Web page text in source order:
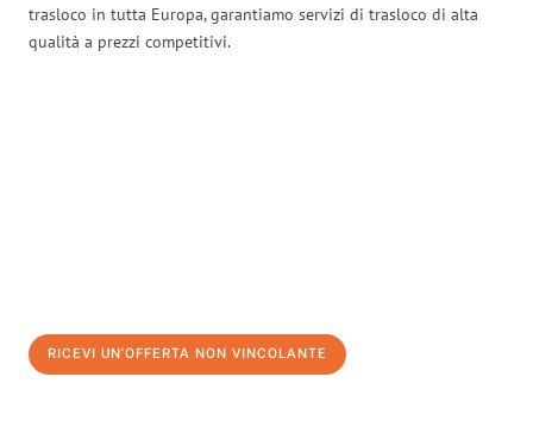
trasloco in tutta Europa, garantiamo servizi di trasloco di alta
qualità a prezzi competitivi.
RICEVI UN'OFFERTA NON VINCOLANTE